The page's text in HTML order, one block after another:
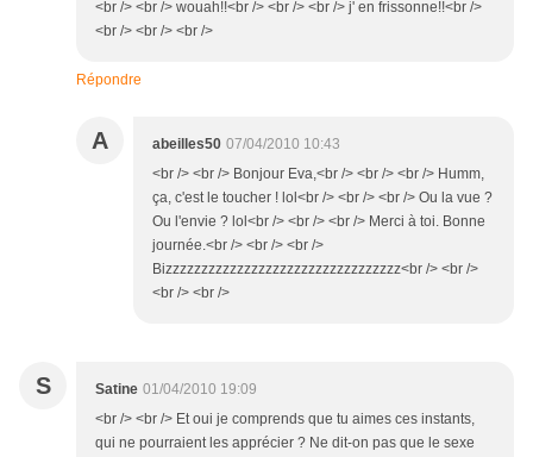
<br /> <br /> wouah!!<br /> <br /> <br /> j' en frissonne!!<br />
<br /> <br /> <br />
Répondre
A abeilles50 07/04/2010 10:43
<br /> <br /> Bonjour Eva,<br /> <br /> <br /> Humm,
ça, c'est le toucher ! lol<br /> <br /> <br /> Ou la vue ?
Ou l'envie ? lol<br /> <br /> <br /> Merci à toi. Bonne
journée.<br /> <br /> <br />
Bizzzzzzzzzzzzzzzzzzzzzzzzzzzzzzzzz<br /> <br />
<br /> <br />
S Satine 01/04/2010 19:09
<br /> <br /> Et oui je comprends que tu aimes ces instants,
qui ne pourraient les apprécier ? Ne dit-on pas que le sexe